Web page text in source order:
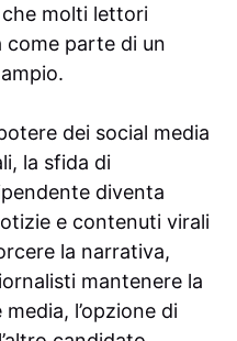
molti lettori
come parte di un
dei social media
la sfida di
diventa
e contenuti virali
la narrativa,
mantenere la
l’opzione di